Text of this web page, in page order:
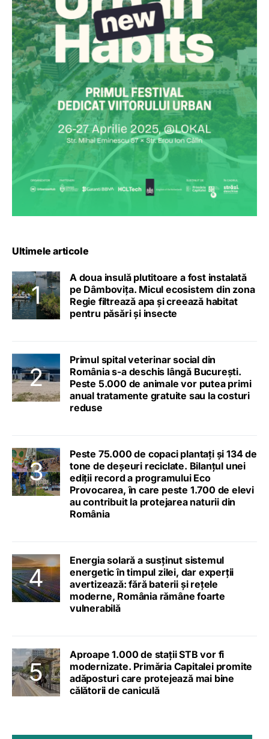
Ultimele articole
A doua insulă plutitoare a fost instalată
pe Dâmbovița. Micul ecosistem din zona
Regie filtrează apa și creează habitat
pentru păsări și insecte
Primul spital veterinar social din
România s-a deschis lângă București.
Peste 5.000 de animale vor putea primi
anual tratamente gratuite sau la costuri
reduse
Peste 75.000 de copaci plantați și 134 de
tone de deșeuri reciclate. Bilanțul unei
ediții record a programului Eco
Provocarea, în care peste 1.700 de elevi
au contribuit la protejarea naturii din
România
Energia solară a susținut sistemul
energetic în timpul zilei, dar experții
avertizează: fără baterii și rețele
moderne, România rămâne foarte
vulnerabilă
Aproape 1.000 de stații STB vor fi
modernizate. Primăria Capitalei promite
adăposturi care protejează mai bine
călătorii de caniculă